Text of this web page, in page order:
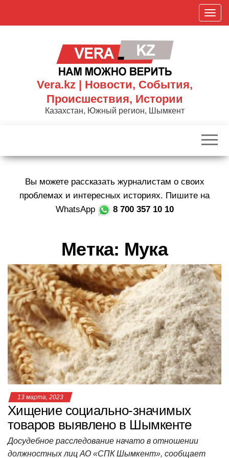
П
о
к
р
а
ц
и
ю
Vera.kz | Новости, События,
Происшествия, Истории
Казахстан, Южный регион, Шымкент
Вы можете рассказать журналистам о своих
проблемах и интересных историях. Пишите на
WhatsApp
8 700 357 10 10
Метка: Мука
13 марта, 2023
Хищение социально-значимых
товаров выявлено в Шымкенте
Досудебное расследование начато в отношении
должностных лиц АО «СПК Шымкент», сообщает